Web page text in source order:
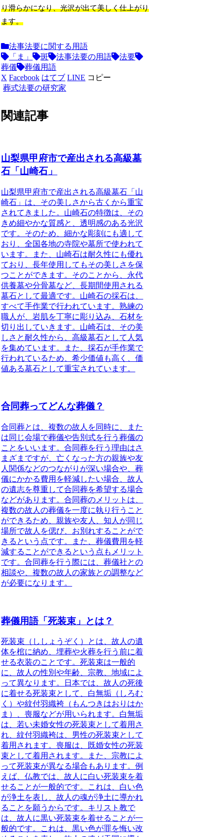
り滑らかになり、光沢が出て美しく仕上がり
ます。
法事法要に関する用語
「ま」
斑 法事法要の用語
法要
葬儀
葬儀用語
X Facebook はてブ LINE コピー
葬式法要の研究家
関連記事
山梨県甲府市で産出される高級墓
石「山崎石」
山梨県甲府市で産出される高級墓石「山
崎石」 は、その美しさから古くから重宝
されてきました。 山崎石の特徴は、その
きめ細やかな質感と、透明感のある光沢
です。そのため、細かな彫刻にも適して
おり、全国各地の寺院や墓所で使われて
います。また、山崎石は耐久性にも優れ
ており、長年使用してもその美しさを保
つことができます。そのことから、永代
供養墓や分骨墓など、長期間使用される
墓石として最適です。山崎石の採石は、
すべて手作業で行われています。熟練の
職人が、岩肌を丁寧に彫り込み、石材を
切り出していきます。山崎石は、その美
しさと耐久性から、高級墓石として人気
を集めています。また、採石が手作業で
行われているため、希少価値も高く、価
値ある墓石として重宝されています。
合同葬ってどんな葬儀？
合同葬とは、複数の故人を同時に、また
は同じ会場で葬儀や告別式を行う葬儀の
こと をいいます。合同葬を行う理由はさ
まざまですが、亡くなった方の親族や友
人関係などのつながりが深い場合や、葬
儀にかかる費用を軽減したい場合、故人
の遺志を尊重して合同葬を希望する場合
などがあります。合同葬のメリットは、
複数の故人の葬儀を一度に執り行うこと
ができるため、親族や友人、知人が同じ
場所で故人を偲び、お別れすることがで
きる という点です。また、葬儀費用を軽
減することができる という点もメリット
です。合同葬を行う際には、葬儀社との
相談や、複数の故人の家族との調整など
が必要になります。
葬儀用語「死装束」とは？
死装束（ししょうぞく）とは、故人の遺
体を棺に納め、埋葬や火葬を行う前に着
せる衣装のことです。死装束は一般的
に、故人の性別や年齢、宗教、地域によ
って異なります。
日本では、故人の死後
に着せる死装束として、白無垢（しろむ
く）や紋付羽織袴（もんつきはおりはか
ま）、喪服などが用いられます。 白無垢
は、若い未婚女性の死装束として着用さ
れ、紋付羽織袴は、男性の死装束として
着用されます。喪服は、既婚女性の死装
束として着用されます。
また、宗教によ
って死装束が異なる場合もあります。例
えば、仏教では、故人に白い死装束を着
せることが一般的です。これは、白い色
が浄土を表し、故人の魂が浄土に導かれ
ることを願うからです。キリスト教で
は、故人に黒い死装束を着せることが一
般的です。これは、黒い色が罪を悔い改